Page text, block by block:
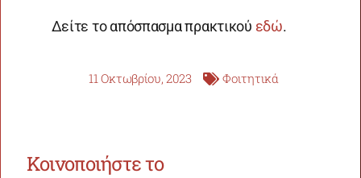
Δείτε το απόσπασμα πρακτικού εδώ.
11 Οκτωβρίου, 2023 Φοιτητικά
Κοινοποιήστε το